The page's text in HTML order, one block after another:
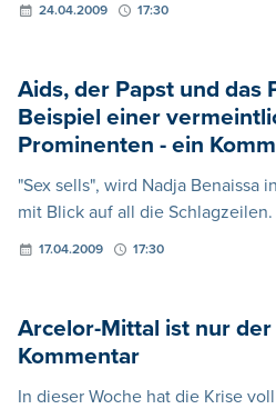
24.04.2009 17:30
Aids, der Papst und das
Beispiel einer
Prominenten - ein
"Sex sells", wird Nadja Benaissa
mit Blick auf all die Schlagzeilen.
17.04.2009 17:30
Arcelor-Mittal ist nur der
Kommentar
In dieser Woche hat die Krise